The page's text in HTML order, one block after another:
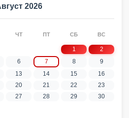
2026
ЧТ ПТ СБ ВС
1
2
6 7 8
9
13 14 15
16
20 21 22
23
27 28 29
30